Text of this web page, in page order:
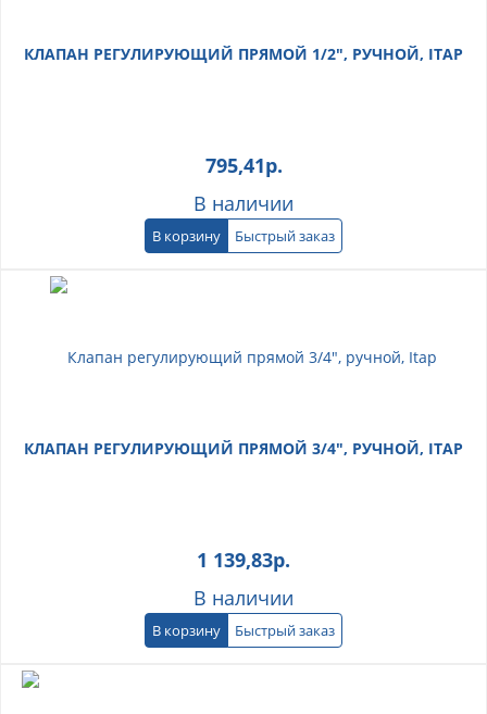
КЛАПАН РЕГУЛИРУЮЩИЙ ПРЯМОЙ 1/2", РУЧНОЙ, ITAP
795,41р.
В наличии
В корзину Быстрый заказ
КЛАПАН РЕГУЛИРУЮЩИЙ ПРЯМОЙ 3/4", РУЧНОЙ, ITAP
1 139,83р.
В наличии
В корзину Быстрый заказ